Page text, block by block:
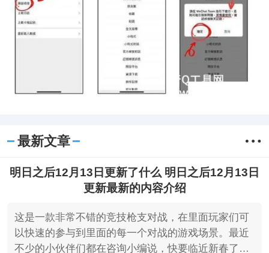
最新文章
明日之后12月13日更新了什么 明日之后12月13日
更新最新的内容介绍
这是一款非常不错的竞技枪支对战，在里面玩家们可
以快速的参与到里面的每一个对战的游戏场景。最近
不少的小伙伴们都在咨询小编说，快要临近新春了，